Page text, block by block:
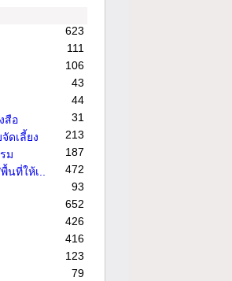
623
111
106
43
44
สือ
31
ดเลี้ยง
213
ม
187
ที่ให้เ..
472
93
652
426
416
123
79